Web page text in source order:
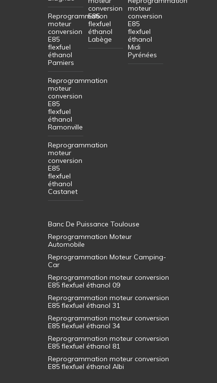
Reprogrammation
moteur
conversion
E85
flexfuel
éthanol
Pamiers
Reprogrammation
moteur
conversion
E85
flexfuel
éthanol
Ramonville
Reprogrammation
moteur
conversion
E85
flexfuel
éthanol
Castanet
conversion
E85
flexfuel
éthanol
Labège
moteur
conversion
E85
flexfuel
éthanol
Midi
Pyrénées
Banc De Puissance Toulouse
Reprogrammation Moteur
Automobile
Reprogrammation Moteur Camping-
Car
Reprogrammation moteur conversion
E85 flexfuel éthanol 09
Reprogrammation moteur conversion
E85 flexfuel éthanol 31
Reprogrammation moteur conversion
E85 flexfuel éthanol 34
Reprogrammation moteur conversion
E85 flexfuel éthanol 81
Reprogrammation moteur conversion
E85 flexfuel éthanol Albi